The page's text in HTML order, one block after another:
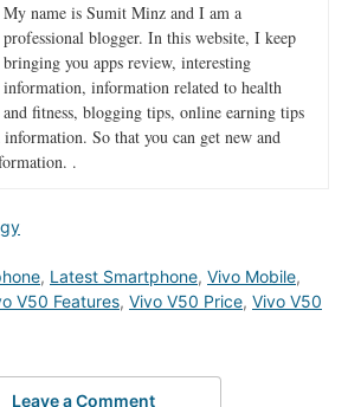
My name is Sumit Minz and I am a
professional blogger. In this website, I keep
bringing you apps review, interesting
information, information related to health
and fitness, blogging tips, online earning tips
So that you can get new and
.
, Latest Smartphone, Vivo Mobile,
V50 Features, Vivo V50 Price, Vivo V50
Leave a Comment